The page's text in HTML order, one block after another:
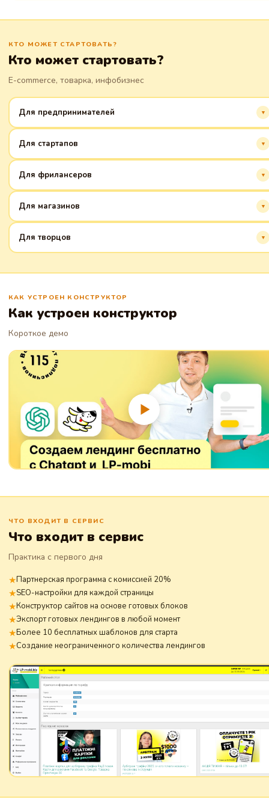
КТО МОЖЕТ СТАРТОВАТЬ?
Кто может стартовать?
E-commerce, товарка, инфобизнес
Для предпринимателей
Для стартапов
нами!
Для фрилансеров
усилий.
Для магазинов
и доставкой.
Для творцов
заказчиков.
КАК УСТРОЕН КОНСТРУКТОР
Как устроен конструктор
Короткое демо
ЧТО ВХОДИТ В СЕРВИС
Что входит в сервис
Практика с первого дня
Партнерская программа с комиссией 20%
SEO-настройки для каждой страницы
Конструктор сайтов на основе готовых блоков
Экспорт готовых лендингов в любой момент
Более 10 бесплатных шаблонов для старта
Создание неограниченного количества лендингов